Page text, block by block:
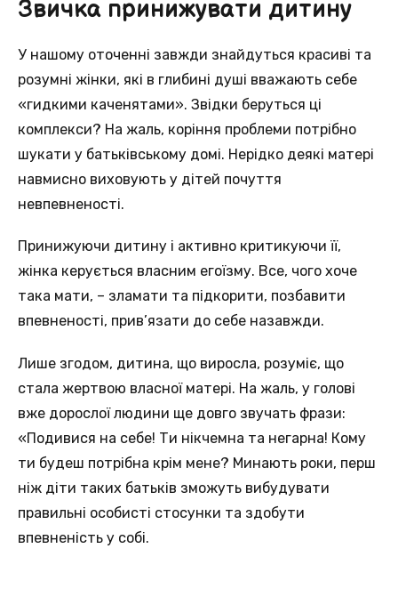
Звичка принижувати дитину
У нашому оточенні завжди знайдуться красиві та
розумні жінки, які в глибині душі вважають себе
«гидкими каченятами». Звідки беруться ці
комплекси? На жаль, коріння проблеми потрібно
шукати у батьківському домі. Нерідко деякі матері
навмисно виховують у дітей почуття
невпевненості.
Принижуючи дитину і активно критикуючи її,
жінка керується власним егоїзму. Все, чого хоче
така мати, – зламати та підкорити, позбавити
впевненості, прив’язати до себе назавжди.
Лише згодом, дитина, що виросла, розуміє, що
стала жертвою власної матері. На жаль, у голові
вже дорослої людини ще довго звучать фрази:
«Подивися на себе! Ти нікчемна та негарна! Кому
ти будеш потрібна крім мене? Минають роки, перш
ніж діти таких батьків зможуть вибудувати
правильні особисті стосунки та здобути
впевненість у собі.